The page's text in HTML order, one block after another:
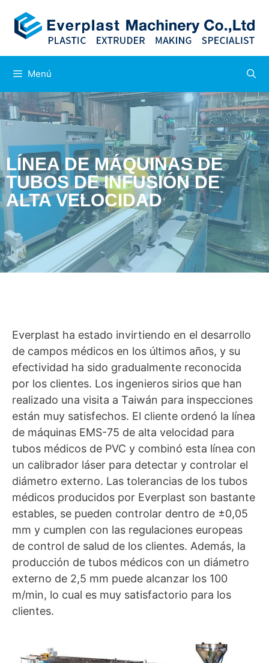
Menú
LÍNEA DE MÁQUINAS DE
TUBOS DE INFUSIÓN DE
ALTA VELOCIDAD
Everplast ha estado invirtiendo en el desarrollo
de campos médicos en los últimos años, y su
efectividad ha sido gradualmente reconocida
por los clientes. Los ingenieros sirios que han
realizado una visita a Taiwán para inspecciones
están muy satisfechos. El cliente ordenó la línea
de máquinas EMS-75 de alta velocidad para
tubos médicos de PVC y combinó esta línea con
un calibrador láser para detectar y controlar el
diámetro externo. Las tolerancias de los tubos
médicos producidos por Everplast son bastante
estables, se pueden controlar dentro de ±0,05
mm y cumplen con las regulaciones europeas
de control de salud de los clientes. Además, la
producción de tubos médicos con un diámetro
externo de 2,5 mm puede alcanzar los 100
m/min, lo cual es muy satisfactorio para los
clientes.